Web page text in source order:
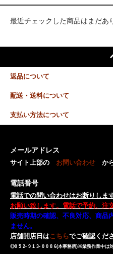
最近チェックした商品はまだあ
返品について
配送・送料について
支払い方法について
メールアドレス
サイト上部の お問い合わせ か
電話番号
電話での問い合わせはお断りします
お願い致します。電話で予約、注
販売時期の確認、不良対応、商品
ません。
店舗開店日はこちらでご確認くだ
◎0 5 2- 9 1 3- 0 0 8 6(本事務所)※業務作業中は対